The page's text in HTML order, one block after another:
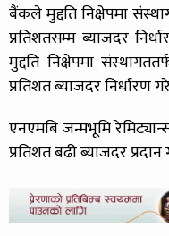
बैंकले मुद्दति निक्षेपमा
प्रतिशतसम्म ब्याजदर
मुद्दति निक्षेपमा
प्रतिशत ब्याजदर निर्धारण
एनएमबि जन्मभूमि
प्रतिशत बढी ब्याजदर